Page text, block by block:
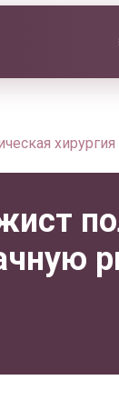
хирургия